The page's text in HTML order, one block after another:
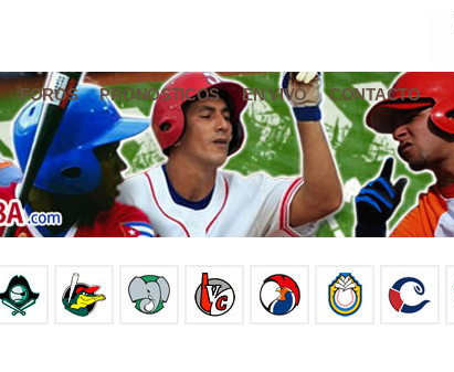
FOROS PRONÓSTICOS EN VIVO CONTACTO